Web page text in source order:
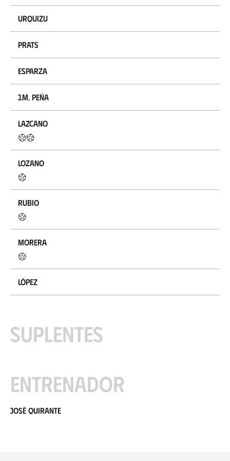
Urquizu
Prats
Esparza
J.M. Peña
Lazcano
Lozano
Rubio
Morera
López
Suplentes
Entrenador
José Quirante